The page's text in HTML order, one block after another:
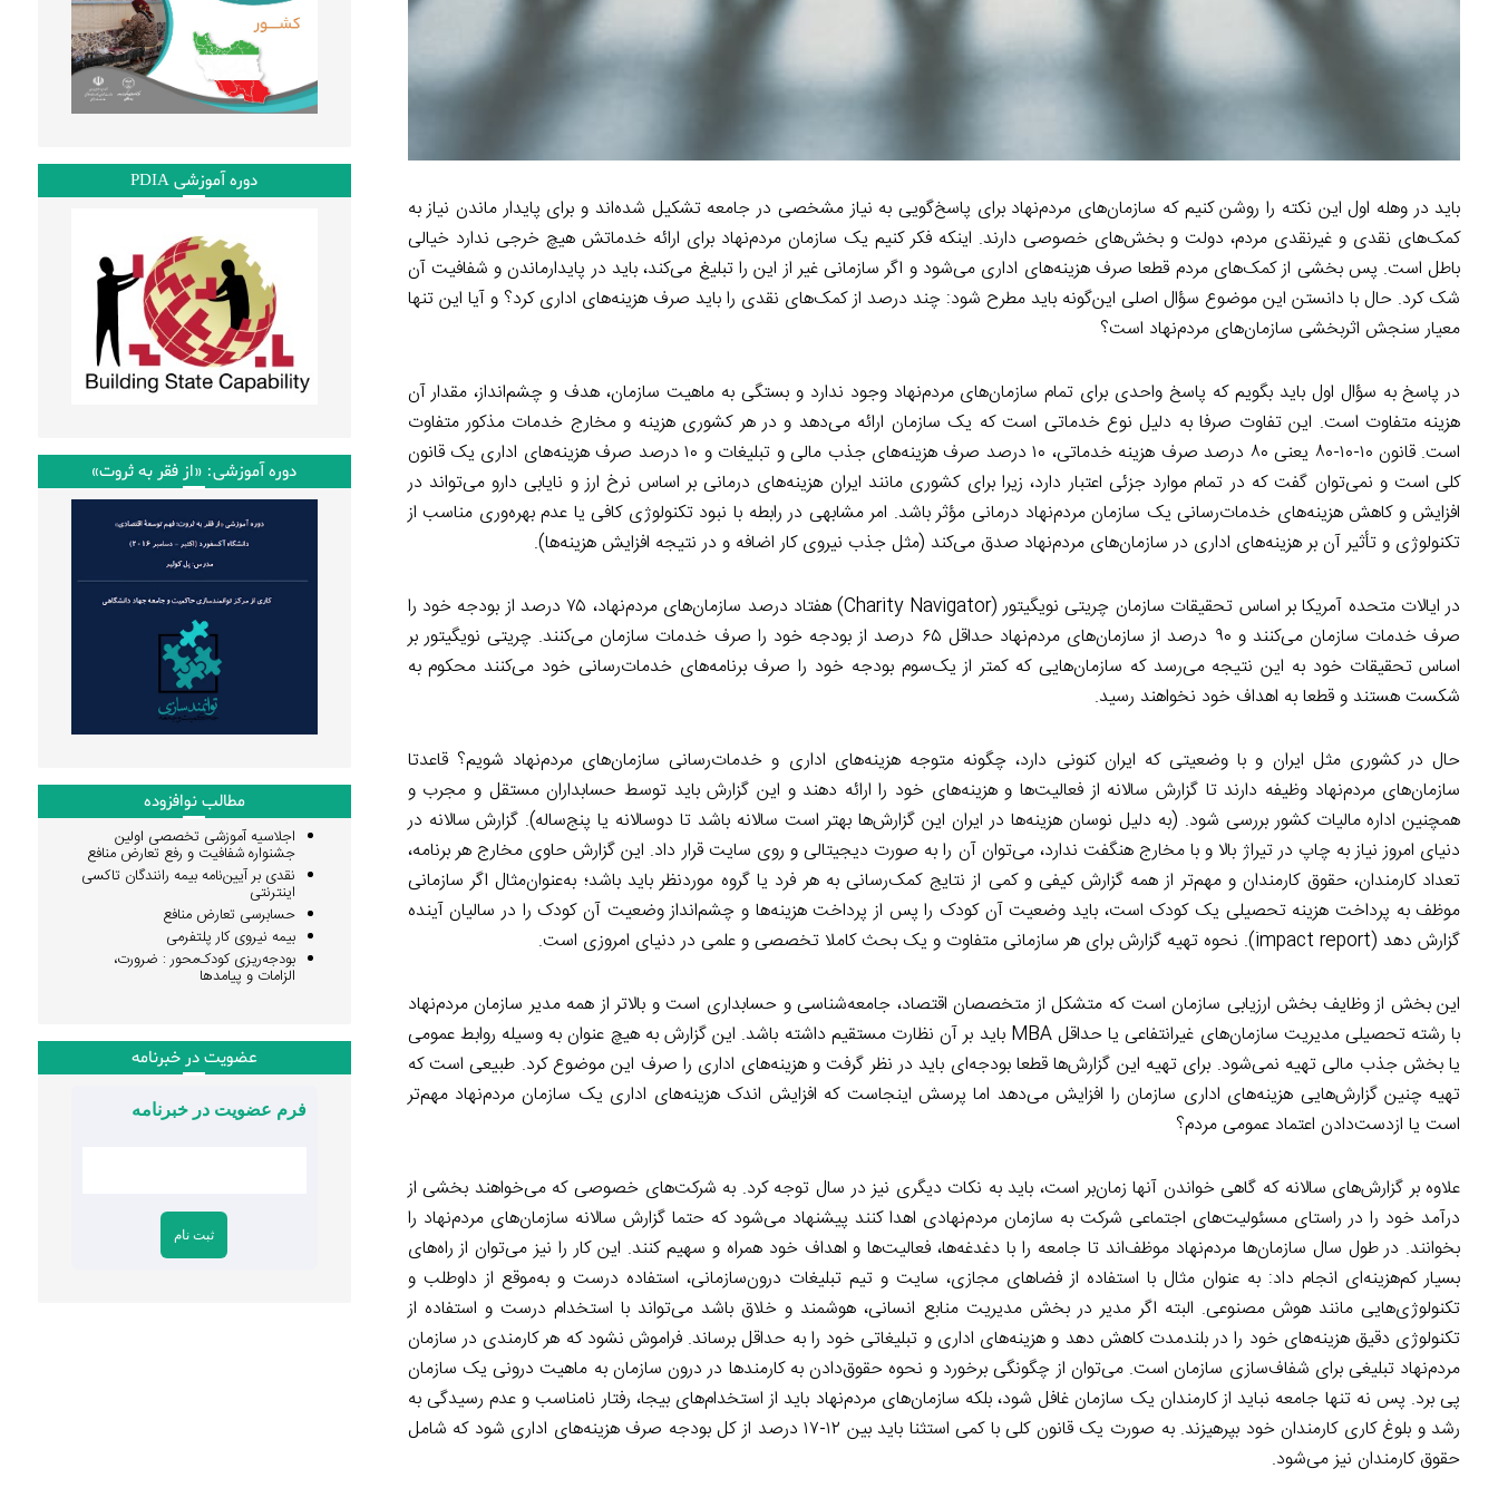
باید در وهله اول این نکته را روشن کنیم که سازمان‌های مردم‌نهاد برای پاسخ‌گویی به نیاز مشخصی در جامعه تشکیل شده‌اند و برای پایدار ماندن نیاز به
کمک‌های نقدی و غیرنقدی مردم، دولت و بخش‌های خصوصی دارند. اینکه فکر کنیم یک سازمان مردم‌نهاد برای ارائه خدماتش هیچ خرجی ندارد خیالی
باطل است. پس بخشی از کمک‌های مردم قطعا صرف هزینه‌های اداری می‌شود و اگر سازمانی غیر از این را تبلیغ می‌کند، باید در پایدارماندن و شفافیت آن
شک کرد. حال با دانستن این موضوع سؤال اصلی این‌گونه باید مطرح شود: چند درصد از کمک‌های نقدی را باید صرف هزینه‌های اداری کرد؟ و آیا این تنها
معیار سنجش اثربخشی سازمان‌های مردم‌نهاد است؟
در پاسخ به سؤال اول باید بگویم که پاسخ واحدی برای تمام سازمان‌های مردم‌نهاد وجود ندارد و بستگی به ماهیت سازمان، هدف و چشم‌انداز، مقدار آن
هزینه متفاوت است. این تفاوت صرفا به دلیل نوع خدماتی است که یک سازمان ارائه می‌دهد و در هر کشوری هزینه و مخارج خدمات مذکور متفاوت
است. قانون ۱۰-۱۰-۸۰ یعنی ۸۰ درصد صرف هزینه خدماتی، ۱۰ درصد صرف هزینه‌های جذب مالی و تبلیغات و ۱۰ درصد صرف هزینه‌های اداری یک قانون
کلی است و نمی‌توان گفت که در تمام موارد جزئی اعتبار دارد، زیرا برای کشوری مانند ایران هزینه‌های درمانی بر اساس نرخ ارز و نایابی دارو می‌تواند در
افزایش و کاهش هزینه‌های خدمات‌رسانی یک سازمان مردم‌نهاد درمانی مؤثر باشد. امر مشابهی در رابطه با نبود تکنولوژی کافی یا عدم بهره‌وری مناسب از
تکنولوژی و تأثیر آن بر هزینه‌های اداری در سازمان‌های مردم‌نهاد صدق می‌کند (مثل جذب نیروی کار اضافه و در نتیجه افزایش هزینه‌ها).
در ایالات متحده آمریکا بر اساس تحقیقات سازمان چریتی نویگیتور (Charity Navigator) هفتاد درصد سازمان‌های مردم‌نهاد، ۷۵ درصد از بودجه خود را
صرف خدمات سازمان می‌کنند و ۹۰ درصد از سازمان‌های مردم‌نهاد حداقل ۶۵ درصد از بودجه خود را صرف خدمات سازمان می‌کنند. چریتی نویگیتور بر
اساس تحقیقات خود به این نتیجه می‌رسد که سازمان‌هایی که کمتر از یک‌سوم بودجه خود را صرف برنامه‌های خدمات‌رسانی خود می‌کنند محکوم به
شکست هستند و قطعا به اهداف خود نخواهند رسید.
حال در کشوری مثل ایران و با وضعیتی که ایران کنونی دارد، چگونه متوجه هزینه‌های اداری و خدمات‌رسانی سازمان‌های مردم‌نهاد شویم؟ قاعدتا
سازمان‌های مردم‌نهاد وظیفه دارند تا گزارش سالانه از فعالیت‌ها و هزینه‌های خود را ارائه دهند و این گزارش باید توسط حسابداران مستقل و مجرب و
همچنین اداره مالیات کشور بررسی شود. (به دلیل نوسان هزینه‌ها در ایران این گزارش‌ها بهتر است سالانه باشد تا دوسالانه یا پنج‌ساله). گزارش سالانه در
دنیای امروز نیاز به چاپ در تیراژ بالا و با مخارج هنگفت ندارد، می‌توان آن را به صورت دیجیتالی و روی سایت قرار داد. این گزارش حاوی مخارج هر برنامه،
تعداد کارمندان، حقوق کارمندان و مهم‌تر از همه گزارش کیفی و کمی از نتایج کمک‌رسانی به هر فرد یا گروه موردنظر باید باشد؛ به‌عنوان‌مثال اگر سازمانی
موظف به پرداخت هزینه تحصیلی یک کودک است، باید وضعیت آن کودک را پس از پرداخت هزینه‌ها و چشم‌انداز وضعیت آن کودک را در سالیان آینده
گزارش دهد (impact report). نحوه تهیه گزارش برای هر سازمانی متفاوت و یک بحث کاملا تخصصی و علمی در دنیای امروزی است.
این بخش از وظایف بخش ارزیابی سازمان است که متشکل از متخصصان اقتصاد، جامعه‌شناسی و حسابداری است و بالاتر از همه مدیر سازمان مردم‌نهاد
با رشته تحصیلی مدیریت سازمان‌های غیرانتفاعی یا حداقل MBA باید بر آن نظارت مستقیم داشته باشد. این گزارش به هیچ عنوان به وسیله روابط عمومی
یا بخش جذب مالی تهیه نمی‌شود. برای تهیه این گزارش‌ها قطعا بودجه‌ای باید در نظر گرفت و هزینه‌های اداری را صرف این موضوع کرد. طبیعی است که
تهیه چنین گزارش‌هایی هزینه‌های اداری سازمان را افزایش می‌دهد اما پرسش اینجاست که افزایش اندک هزینه‌های اداری یک سازمان مردم‌نهاد مهم‌‌تر
است یا از‌دست‌دادن اعتماد عمومی مردم؟
علاوه بر گزارش‌های سالانه که گاهی خواندن آنها زمان‌بر است، باید به نکات دیگری نیز در سال توجه کرد. به شرکت‌های خصوصی که می‌خواهند بخشی از
در‌آمد خود را در راستای مسئولیت‌های اجتماعی شرکت به سازمان مردم‌نهادی اهدا کنند پیشنهاد می‌شود که حتما گزارش سالانه سازمان‌های مردم‌نهاد را
بخوانند. در طول سال سازمان‌ها مردم‌نهاد موظف‌اند تا جامعه را با دغدغه‌ها، فعالیت‌ها و اهداف خود همراه و سهیم کنند. این کار را نیز می‌توان از راه‌های
بسیار کم‌هزینه‌ای انجام داد: به عنوان مثال با استفاده از فضاهای مجازی‌، سایت و تیم تبلیغات درون‌سازمانی‌، استفاده درست و به‌موقع از داوطلب و
تکنولوژی‌هایی مانند هوش مصنوعی. البته اگر مدیر در بخش مدیریت منابع انسانی، هوشمند و خلاق باشد می‌تواند با استخدام درست و استفاده از
تکنولوژی دقیق هزینه‌های خود را در بلند‌مدت کاهش دهد و هزینه‌‌های اداری و تبلیغاتی خود را به حداقل برساند. فراموش نشود که هر کارمندی در سازمان
مردم‌نهاد تبلیغی برای شفاف‌سازی سازمان است. می‌توان از چگونگی برخورد و نحوه حقوق‌دادن به کارمند‌ها در درون سازمان به ماهیت درونی یک سازمان
پی برد. پس نه تنها جامعه نباید از کارمندان یک سازمان غافل شود، بلکه سازمان‌های مردم‌نهاد باید از استخدام‌‌های بیجا، رفتار نامناسب و عدم رسیدگی به
رشد و بلوغ کاری کارمندان خود بپرهیزند. به صورت یک قانون کلی با کمی استثنا باید بین ۱۲-۱۷ درصد از کل بودجه صرف هزینه‌های اداری شود که شامل
حقوق کارمندان نیز می‌شود.
دوره آموزشی PDIA
دوره آموزشی: «از فقر به ثروت»
مطالب نوافزوده
اجلاسیه آموزشی تخصصی اولین
جشنواره شفافیت و رفع تعارض منافع
نقدی بر آیین‌نامه بیمه رانندگان تاکسی
اینترنتی
حسابرسی تعارض منافع
بیمه نیروی کار پلتفرمی
بودجه‌ریزی کودک‌محور : ضرورت،
الزامات و پیامدها
عضویت در خبرنامه
فرم عضویت در خبرنامه